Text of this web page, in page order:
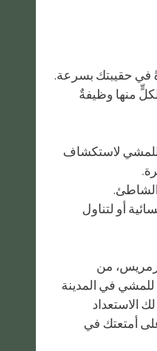
في حقيبتك بسرعة.
منها وظيفةٌ
للمشي لاستكشاف
أو لتناول
من
للمشي في المدينة
الاستعداد
أمتعتك في